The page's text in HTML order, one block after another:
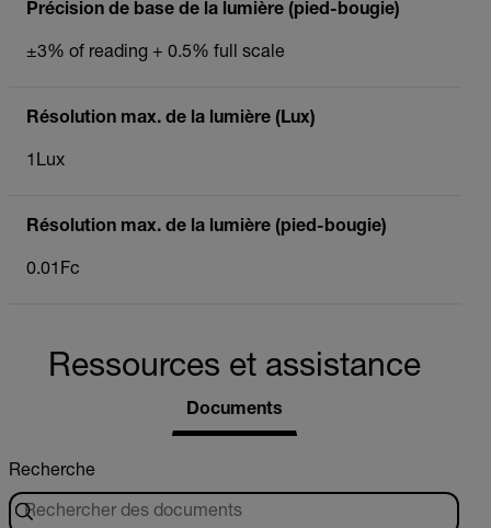
Précision de base de la lumière (pied-bougie)
±3% of reading + 0.5% full scale
Résolution max. de la lumière (Lux)
1Lux
Résolution max. de la lumière (pied-bougie)
0.01Fc
Ressources et assistance
Documents
Recherche